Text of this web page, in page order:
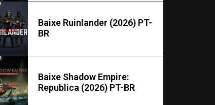
Baixe Ruinlander (2026) PT-
BR
Baixe Shadow Empire:
Republica (2026) PT-BR